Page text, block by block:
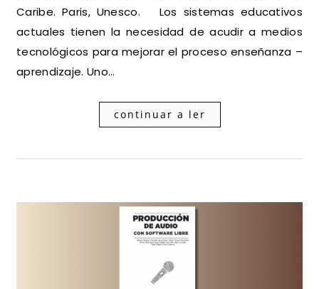
Caribe. Paris, Unesco. Los sistemas educativos
actuales tienen la necesidad de acudir a medios
tecnológicos para mejorar el proceso enseñanza –
aprendizaje. Uno…
continuar a ler